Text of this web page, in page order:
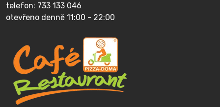
telefon: 733 133 046
otevřeno denně 11:00 - 22:00